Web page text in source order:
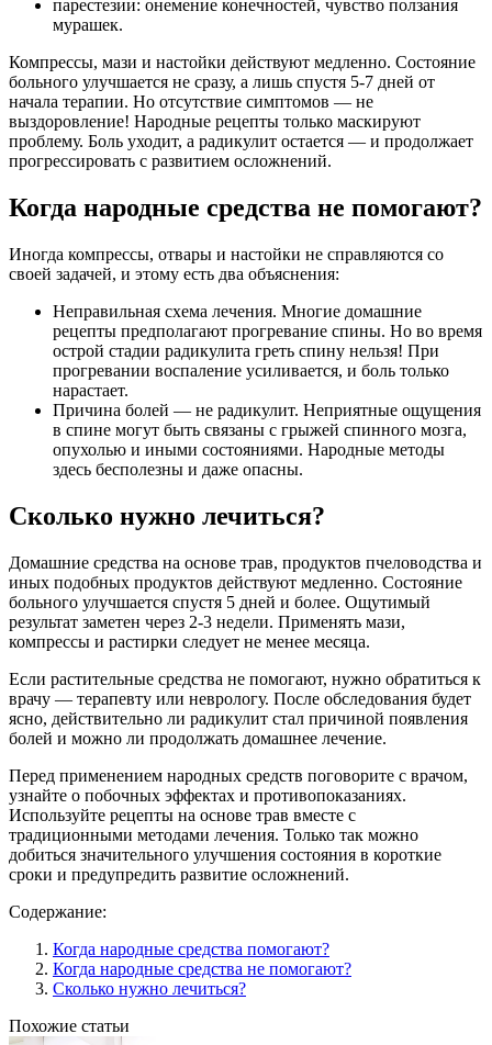
парестезии: онемение конечностей, чувство ползания
мурашек.
Компрессы, мази и настойки действуют медленно. Состояние
больного улучшается не сразу, а лишь спустя 5-7 дней от
начала терапии. Но отсутствие симптомов — не
выздоровление! Народные рецепты только маскируют
проблему. Боль уходит, а радикулит остается — и продолжает
прогрессировать с развитием осложнений.
Когда народные средства не помогают?
Иногда компрессы, отвары и настойки не справляются со
своей задачей, и этому есть два объяснения:
Неправильная схема лечения. Многие домашние
рецепты предполагают прогревание спины. Но во время
острой стадии радикулита греть спину нельзя! При
прогревании воспаление усиливается, и боль только
нарастает.
Причина болей — не радикулит. Неприятные ощущения
в спине могут быть связаны с грыжей спинного мозга,
опухолью и иными состояниями. Народные методы
здесь бесполезны и даже опасны.
Сколько нужно лечиться?
Домашние средства на основе трав, продуктов пчеловодства и
иных подобных продуктов действуют медленно. Состояние
больного улучшается спустя 5 дней и более. Ощутимый
результат заметен через 2-3 недели. Применять мази,
компрессы и растирки следует не менее месяца.
Если растительные средства не помогают, нужно обратиться к
врачу — терапевту или неврологу. После обследования будет
ясно, действительно ли радикулит стал причиной появления
болей и можно ли продолжать домашнее лечение.
Перед применением народных средств поговорите с врачом,
узнайте о побочных эффектах и противопоказаниях.
Используйте рецепты на основе трав вместе с
традиционными методами лечения. Только так можно
добиться значительного улучшения состояния в короткие
сроки и предупредить развитие осложнений.
Содержание:
Когда народные средства помогают?
Когда народные средства не помогают?
Сколько нужно лечиться?
Похожие статьи